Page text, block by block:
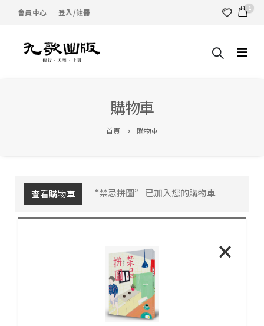
會員中心 登入/註冊 1
購物車
首頁 購物車
查看購物車 “禁忌拼圖” 已加入您的購物車
×